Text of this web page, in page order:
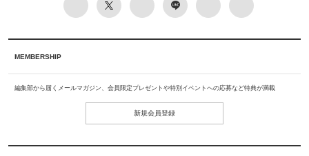
MEMBERSHIP
編集部から届くメールマガジン、会員限定プレゼントや特別イベントへの応募など特典が満載
新規会員登録